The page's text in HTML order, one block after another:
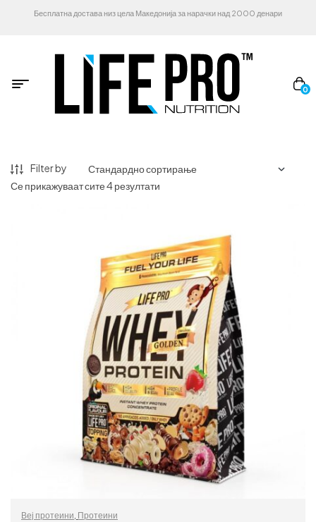
Бесплатна достава низ цела Македонија за нарачки над 2000 денари
0
Filter by
Се прикажуваат сите 4 резултати
Веј протеини Протеини